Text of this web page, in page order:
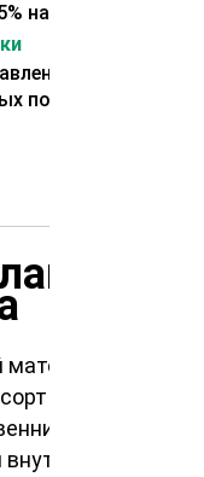
на второй заказ
отсрочки
покупателей.
для
ВС
–